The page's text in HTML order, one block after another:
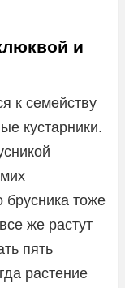
и
к семейству
кустарники.
брусника тоже
же растут
пять
растение